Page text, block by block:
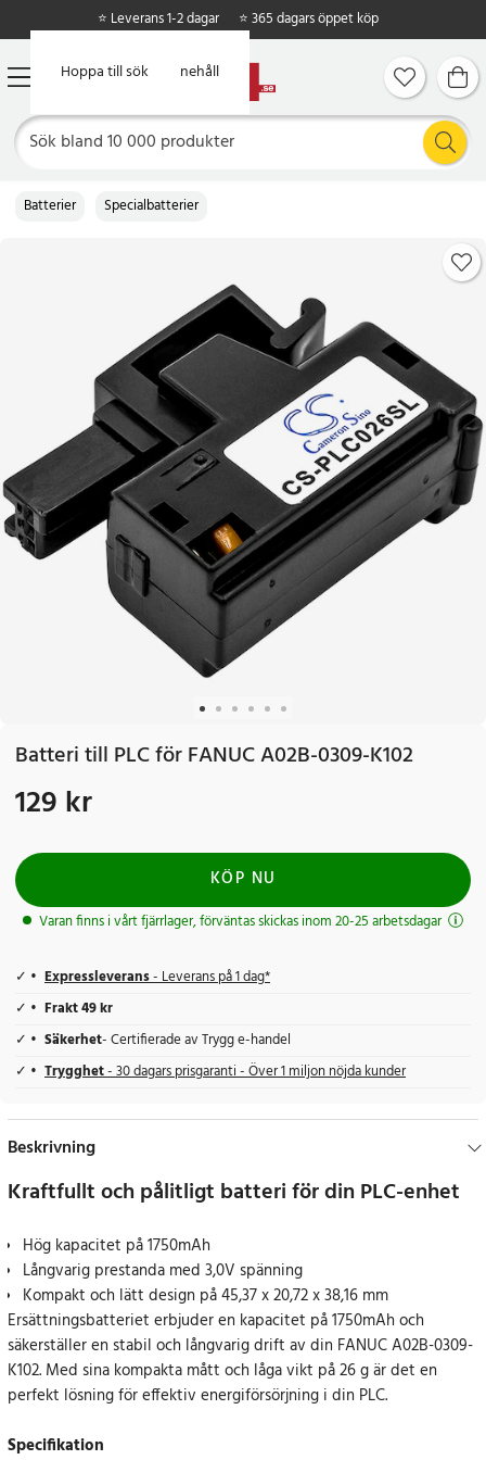
Hoppa till huvudinnehåll
Hoppa till sök
⭐ Leverans 1-2 dagar ⭐ 365 dagars öppet köp
Batterier Specialbatterier
Batteri till PLC för FANUC A02B-0309-K102
Pris:129 kr
129 kr
KÖP NU
Varan finns i vårt fjärrlager, förväntas skickas inom 20-25 arbetsdagar
Expressleverans- Leverans på 1 dag*
Frakt 49 kr
Säkerhet- Certifierade av Trygg e-handel
Trygghet- 30 dagars prisgaranti - Över 1 miljon nöjda kunder
Beskrivning
Kraftfullt och pålitligt batteri för din PLC-enhet
Hög kapacitet på 1750mAh
Långvarig prestanda med 3,0V spänning
Kompakt och lätt design på 45,37 x 20,72 x 38,16 mm
Ersättningsbatteriet erbjuder en kapacitet på 1750mAh och
säkerställer en stabil och långvarig drift av din FANUC A02B-0309-
K102. Med sina kompakta mått och låga vikt på 26 g är det en
perfekt lösning för effektiv energiförsörjning i din PLC.
Specifikation